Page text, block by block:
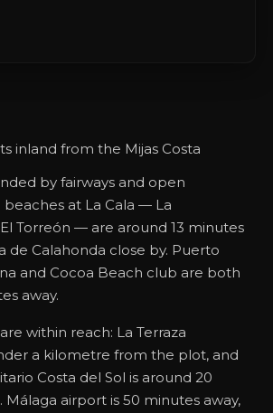
inland from the Mijas Costa
by fairways and open
beaches at La Cala — La
Torreón — are around 13 minutes
de Calahonda close by. Puerto
and Cocoa Beach club are both
away.
within reach: La Terraza
a kilometre from the plot, and
Costa del Sol is around 20
Málaga airport is 50 minutes away,